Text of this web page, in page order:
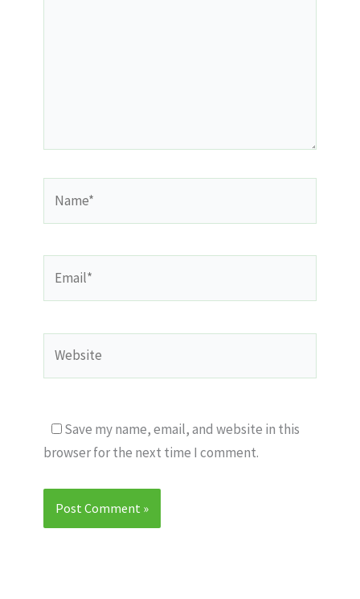
Save my name, email, and website in this
browser for the next time I comment.